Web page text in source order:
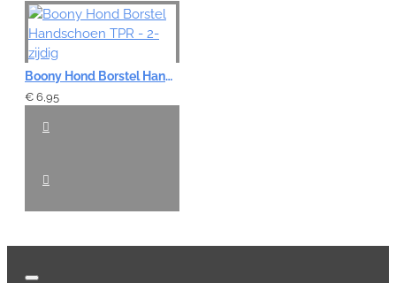
Boony Hond Borstel Handschoen TPR - 2-zijdig
€ 6,95